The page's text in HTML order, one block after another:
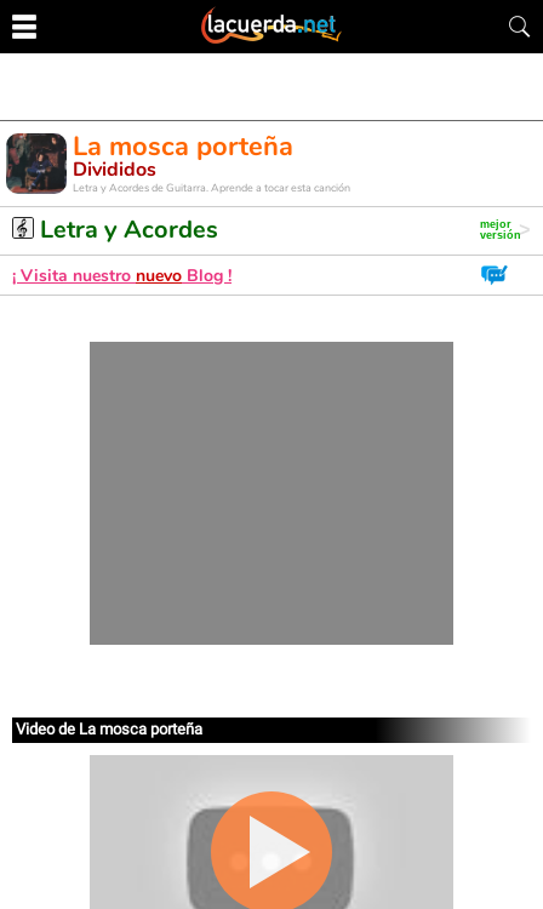
La mosca porteña
Divididos
Letra y Acordes de Guitarra. Aprende a tocar esta canción
Letra y Acordes
¡ Visita nuestro nuevo Blog !
Video de La mosca porteña